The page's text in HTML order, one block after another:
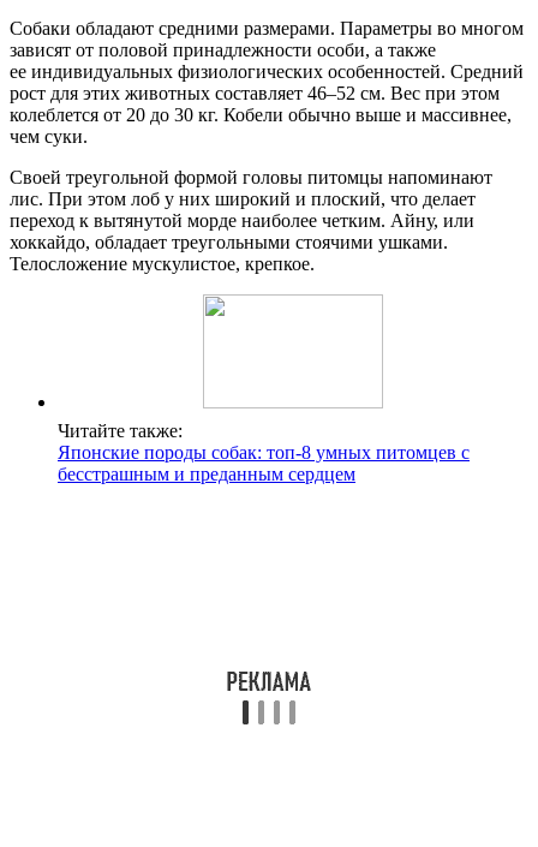
Собаки обладают средними размерами. Параметры во многом
зависят от половой принадлежности особи, а также
ее индивидуальных физиологических особенностей. Средний
рост для этих животных составляет 46–52 см. Вес при этом
колеблется от 20 до 30 кг. Кобели обычно выше и массивнее,
чем суки.
Своей треугольной формой головы питомцы напоминают
лис. При этом лоб у них широкий и плоский, что делает
переход к вытянутой морде наиболее четким. Айну, или
хоккайдо, обладает треугольными стоячими ушками.
Телосложение мускулистое, крепкое.
Читайте также:
Японские породы собак: топ-8 умных питомцев с
бесстрашным и преданным сердцем